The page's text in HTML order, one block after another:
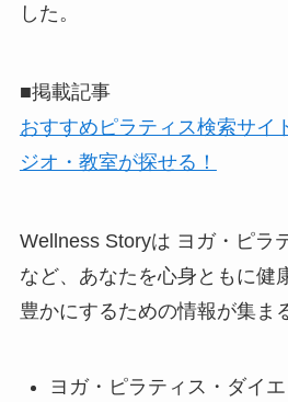
した。
■掲載記事
おすすめピラティス検索サイ
ジオ・教室が探せる！
Wellness Storyは ヨガ・ピラ
など、あなたを心身ともに健
豊かにするための情報が集ま
ヨガ・ピラティス・ダイ